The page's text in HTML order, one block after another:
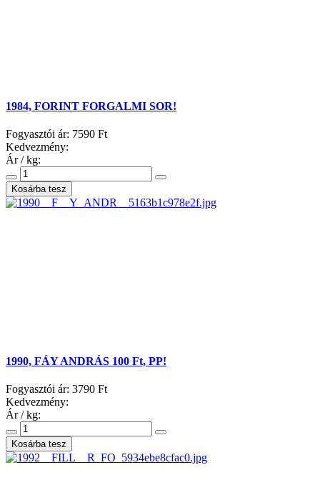
1984, FORINT FORGALMI SOR!
Fogyasztói ár: 7590 Ft
Kedvezmény:
Ár / kg:
1990, FÁY ANDRÁS 100 Ft, PP!
Fogyasztói ár: 3790 Ft
Kedvezmény:
Ár / kg: